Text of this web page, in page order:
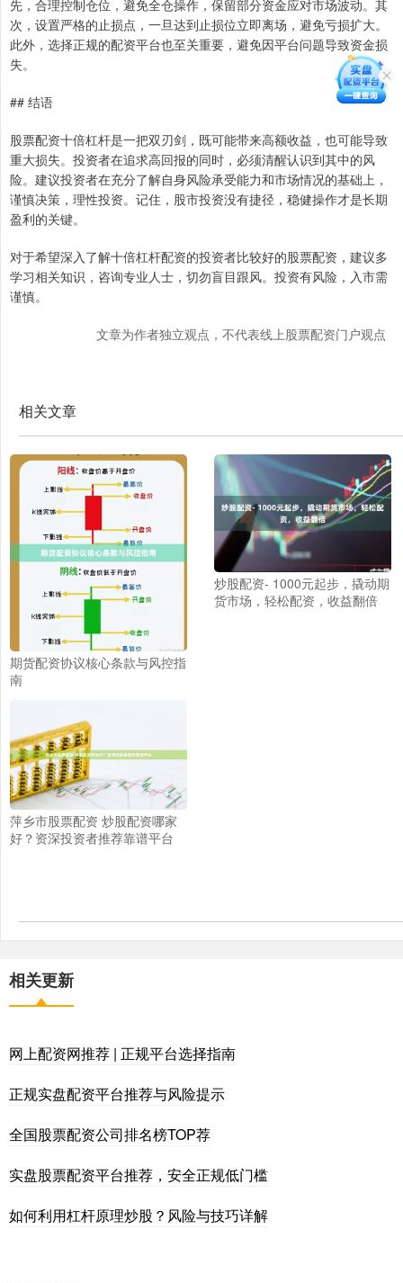
先，合理控制仓位，避免全仓操作，保留部分资金应对市场波动。其
次，设置严格的止损点，一旦达到止损位立即离场，避免亏损扩大。
此外，选择正规的配资平台也至关重要，避免因平台问题导致资金损
失。
## 结语
股票配资十倍杠杆是一把双刃剑，既可能带来高额收益，也可能导致
重大损失。投资者在追求高回报的同时，必须清醒认识到其中的风
险。建议投资者在充分了解自身风险承受能力和市场情况的基础上，
谨慎决策，理性投资。记住，股市投资没有捷径，稳健操作才是长期
盈利的关键。
对于希望深入了解十倍杠杆配资的投资者比较好的股票配资，建议多
学习相关知识，咨询专业人士，切勿盲目跟风。投资有风险，入市需
谨慎。
文章为作者独立观点，不代表线上股票配资门户观点
相关文章
期货配资协议核心条款与风控指
南
炒股配资- 1000元起步，撬动期
货市场，轻松配资，收益翻倍
萍乡市股票配资 炒股配资哪家
好？资深投资者推荐靠谱平台
相关更新
网上配资网推荐 | 正规平台选择指南
正规实盘配资平台推荐与风险提示
全国股票配资公司排名榜TOP荐
实盘股票配资平台推荐，安全正规低门槛
如何利用杠杆原理炒股？风险与技巧详解